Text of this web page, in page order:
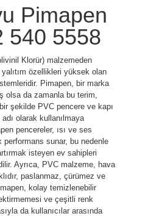
Pimapen
540 5558
Klorür) malzemeden
yalıtım özellikleri yüksek olan
Pimapen, bir marka
olsa da zamanla bu terim,
şekilde PVC pencere ve kapı
olarak kullanılmaya
pencereler, ısı ve ses
performans sunar, bu nedenle
isteyen ev sahipleri
Ayrıca, PVC malzeme, hava
paslanmaz, çürümez ve
kolay temizlenebilir
ve çeşitli renk
da kullanıcılar arasında